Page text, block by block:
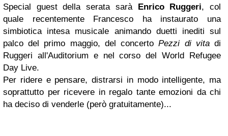
Special guest della serata sarà Enrico Ruggeri, col
quale recentemente Francesco ha instaurato una
simbiotica intesa musicale animando duetti inediti sul
palco del primo maggio, del concertoPezzi di vitadi
Ruggeri all'Auditorium e nel corso del World Refugee
Day Live.
Per ridere e pensare, distrarsi in modo intelligente, ma
soprattutto per ricevere in regalo tante emozioni da chi
ha deciso di venderle (però gratuitamente)...